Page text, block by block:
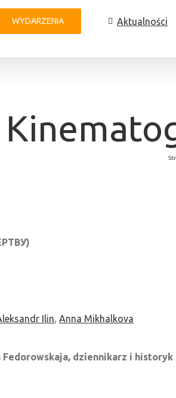
WYDARZENIA Aktualności
)
Ilin, Anna Mikhalkova
dziennikarz i historyk